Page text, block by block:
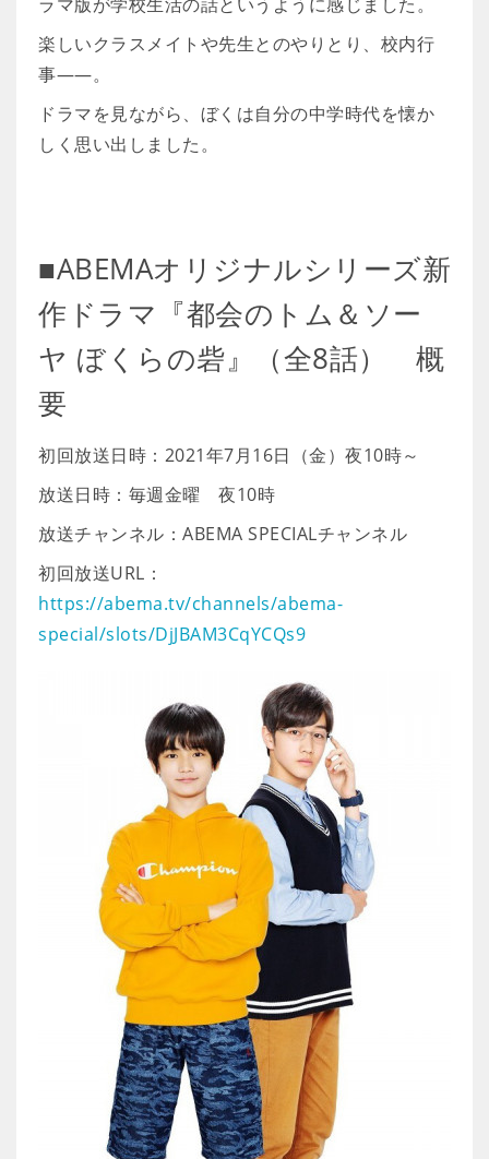
楽しいクラスメイトや先生とのやりとり、校内行
事――。
ドラマを見ながら、ぼくは自分の中学時代を懐か
しく思い出しました。
■ABEMAオリジナルシリーズ新
作ドラマ『都会のトム＆ソー
ヤ ぼくらの砦』（全8話） 概
要
初回放送日時：2021年7月16日（金）夜10時～
放送日時：毎週金曜 夜10時
放送チャンネル：ABEMA SPECIALチャンネル
初回放送URL：
https://abema.tv/channels/abema-
special/slots/DjJBAM3CqYCQs9